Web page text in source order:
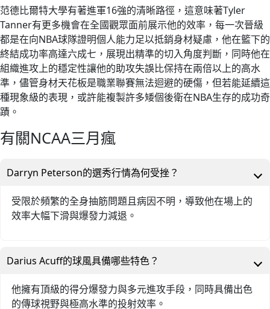
范德比爾特大學有著進軍16強的清晰路徑，這意味著Tyler
Tanner有更多機會在全國觀眾面前展示他的效率，每一次晉級
都是在向NBA球隊證明個人能力足以抵銷身材疑慮，他在籃下的
終結成功率高達六成七，展現出精準的切入角度判斷，同時他在
組織進攻上的穩定性讓他的助攻失誤比保持在兩倍以上的高水
準，儘管身材天花板是職業聯賽無法迴避的硬傷，但若能延續這
種現象級的表現，或許能複製許多矮個後衛在NBA生存的成功奇
蹟。
有關NCAA三月瘋
Darryn Peterson的選秀行情為何受挫？
受限於頻繁的全身抽筋問題且病因不明，導致他在場上的
效率大幅下滑與爆發力減退。
Darius Acuff的球風具備哪些特色？
他擁有頂級的得分爆發力與多元進攻手段，同時具備出色
的傳球視野與極高水準的投射效率。